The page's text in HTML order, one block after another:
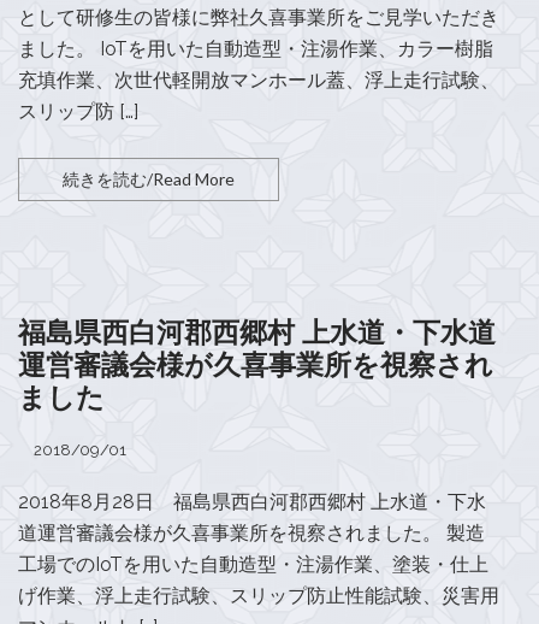
として研修生の皆様に弊社久喜事業所をご見学いただき
ました。 IoTを用いた自動造型・注湯作業、カラー樹脂
充填作業、次世代軽開放マンホール蓋、浮上走行試験、
スリップ防 […]
続きを読む/Read More
福島県西白河郡西郷村 上水道・下水道
運営審議会様が久喜事業所を視察され
ました
2018/09/01
2018年8月28日 福島県西白河郡西郷村 上水道・下水
道運営審議会様が久喜事業所を視察されました。 製造
工場でのIoTを用いた自動造型・注湯作業、塗装・仕上
げ作業、浮上走行試験、スリップ防止性能試験、災害用